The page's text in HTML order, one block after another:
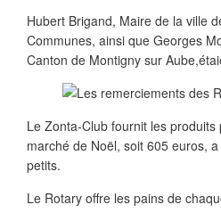
Hubert Brigand, Maire de la ville
Communes, ainsi que Georges
Canton de Montigny sur
Le Zonta-Club fournit les
marché de Noël, soit 605 euros,
petits.
Le Rotary offre les pains de